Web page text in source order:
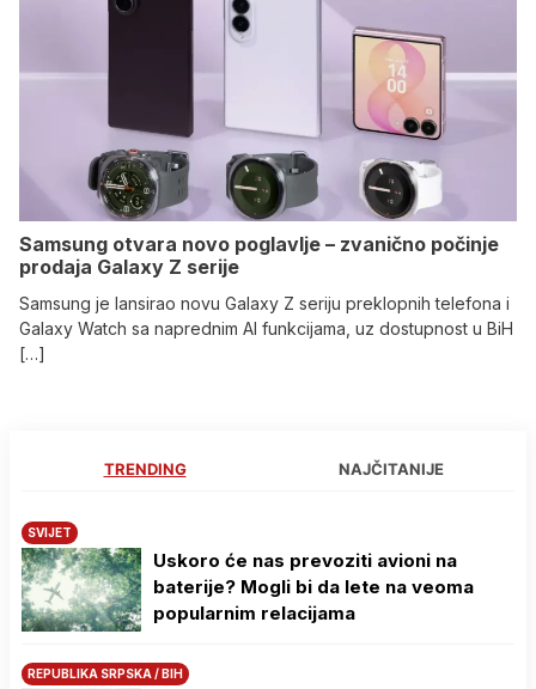
Samsung otvara novo poglavlje – zvanično počinje
prodaja Galaxy Z serije
Samsung je lansirao novu Galaxy Z seriju preklopnih telefona i
Galaxy Watch sa naprednim AI funkcijama, uz dostupnost u BiH
[…]
TRENDING NAJČITANIJE
SVIJET
Uskoro će nas prevoziti avioni na
baterije? Mogli bi da lete na veoma
popularnim relacijama
REPUBLIKA SRPSKA / BIH